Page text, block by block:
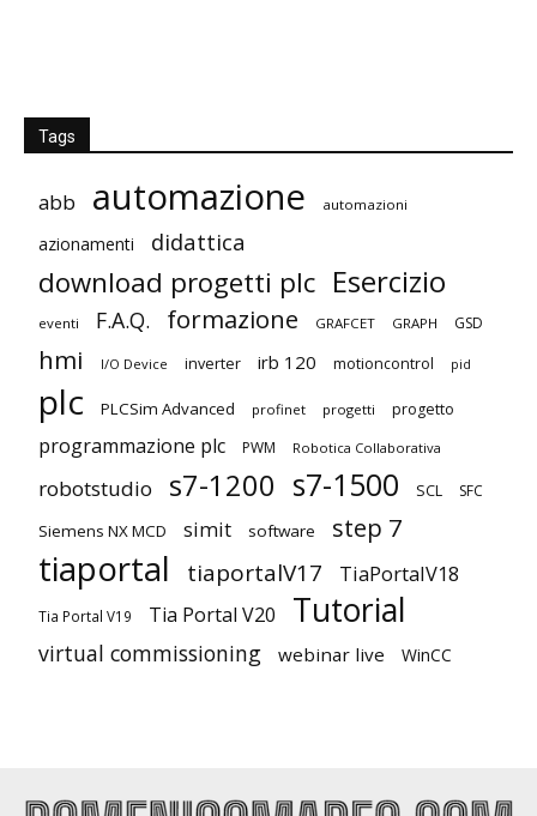
Tags
abb automazione automazioni
azionamenti didattica
download progetti plc Esercizio
eventi F.A.Q. formazione GRAFCET GRAPH GSD
hmi I/O Device inverter irb 120 motioncontrol pid
plc PLCSim Advanced profinet progetti progetto
programmazione plc PWM Robotica Collaborativa
robotstudio s7-1200 s7-1500 SCL SFC
Siemens NX MCD simit software step 7
tiaportal tiaportalV17 TiaPortalV18
Tia Portal V19 Tia Portal V20 Tutorial
virtual commissioning webinar live WinCC